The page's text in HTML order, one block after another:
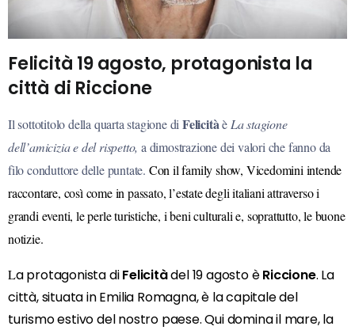
Felicità 19 agosto, protagonista la
città di Riccione
Il sottotitolo della quarta stagione di Felicitàè La stagione
dell’amicizia e del rispetto, a dimostrazione dei valori che fanno da
filo conduttore delle puntate. Con il family show, Vicedomini intende
raccontare, così come in passato, l’estate degli italiani attraverso i
grandi eventi, le perle turistiche, i beni culturali e, soprattutto, le buone
notizie.
La protagonista diFelicitàdel 19 agosto èRiccione. La
città, situata in Emilia Romagna, è la capitale del
turismo estivo del nostro paese. Qui domina il mare, la